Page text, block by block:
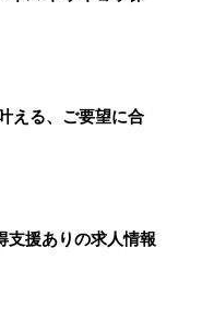
える、ご要望に合
支援ありの求人情報